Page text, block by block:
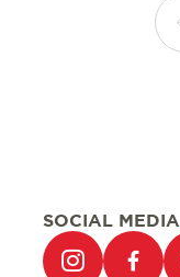
SOCIAL MEDIA